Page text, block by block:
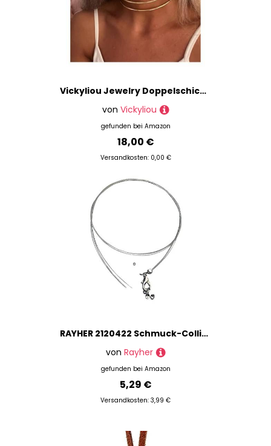
Vickyliou Jewelry Doppelschichtige Metallhalsketten for Frauen, Kragenhalskette, Punk-Schmuck, Gold-Silber-Farbe Necklace(Gold)
von Vickyliou
gefunden bei Amazon
18,00 €
Versandkosten: 0,00 €
RAYHER 2120422 Schmuck-Collier, 3-reihig, 45 cm, SB-Btl, 1 Stück, silber
von Rayher
gefunden bei Amazon
5,29 €
Versandkosten: 3,99 €